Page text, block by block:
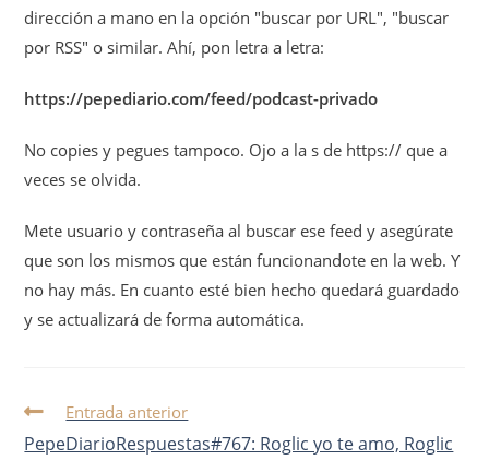
dirección a mano en la opción "buscar por URL", "buscar
por RSS" o similar. Ahí, pon letra a letra:
https://pepediario.com/feed/podcast-privado
No copies y pegues tampoco. Ojo a la s de https:// que a
veces se olvida.
Mete usuario y contraseña al buscar ese feed y asegúrate
que son los mismos que están funcionandote en la web. Y
no hay más. En cuanto esté bien hecho quedará guardado
y se actualizará de forma automática.
Entrada anterior
PepeDiarioRespuestas#767: Roglic yo te amo, Roglic